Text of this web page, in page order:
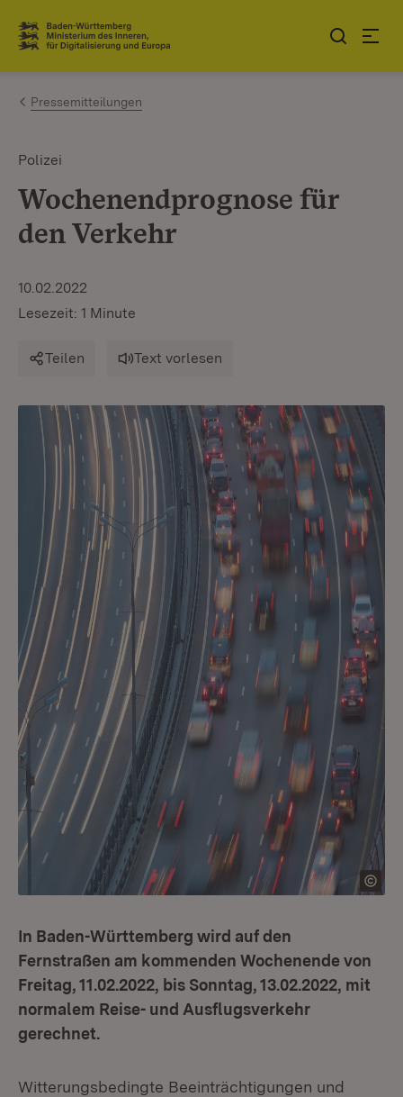
Zum Inhalt springen
Link zur Startseite
Pressemitteilungen
Polizei
Wochenendprognose für
den Verkehr
10.02.2022
Lesezeit: 1 Minute
Teilen Text vorlesen
In Baden-Württemberg wird auf den
Fernstraßen am kommenden Wochenende von
Freitag, 11.02.2022, bis Sonntag, 13.02.2022, mit
normalem Reise- und Ausflugsverkehr
gerechnet.
Witterungsbedingte Beeinträchtigungen und